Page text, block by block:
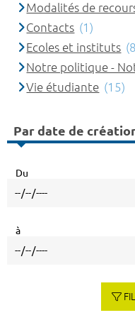
Modalités de
Contacts (1)
Ecoles et instituts
Notre politique -
Vie étudiante (15)
Par date de
Du
à